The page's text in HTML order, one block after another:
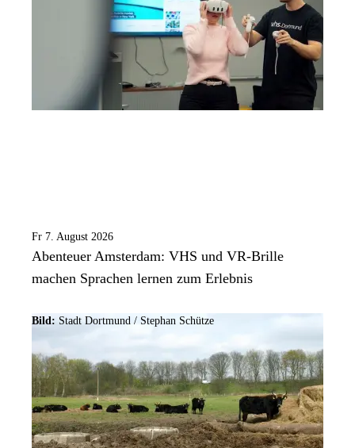
Fr 7. August 2026
Abenteuer Amsterdam: VHS und VR-Brille
machen Sprachen lernen zum Erlebnis
Bild: Stadt Dortmund / Stephan Schütze